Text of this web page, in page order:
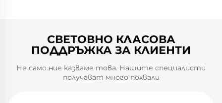
СВЕТОВНО КЛАСОВА
ПОДДРЪЖКА ЗА КЛИЕНТИ
Не само ние казваме това. Нашите специалисти
получават много похвали